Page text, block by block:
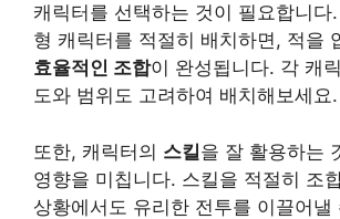
캐릭터를 선택하는 것이 필요합니다
형 캐릭터를 적절히 배치하면, 적을
효율적인 조합이 완성됩니다. 각 캐
도와 범위도 고려하여 배치해보세요.
또한, 캐릭터의 스킬을 잘 활용하는
영향을 미칩니다. 스킬을 적절히 조
상황에서도 유리한 전투를 이끌어낼